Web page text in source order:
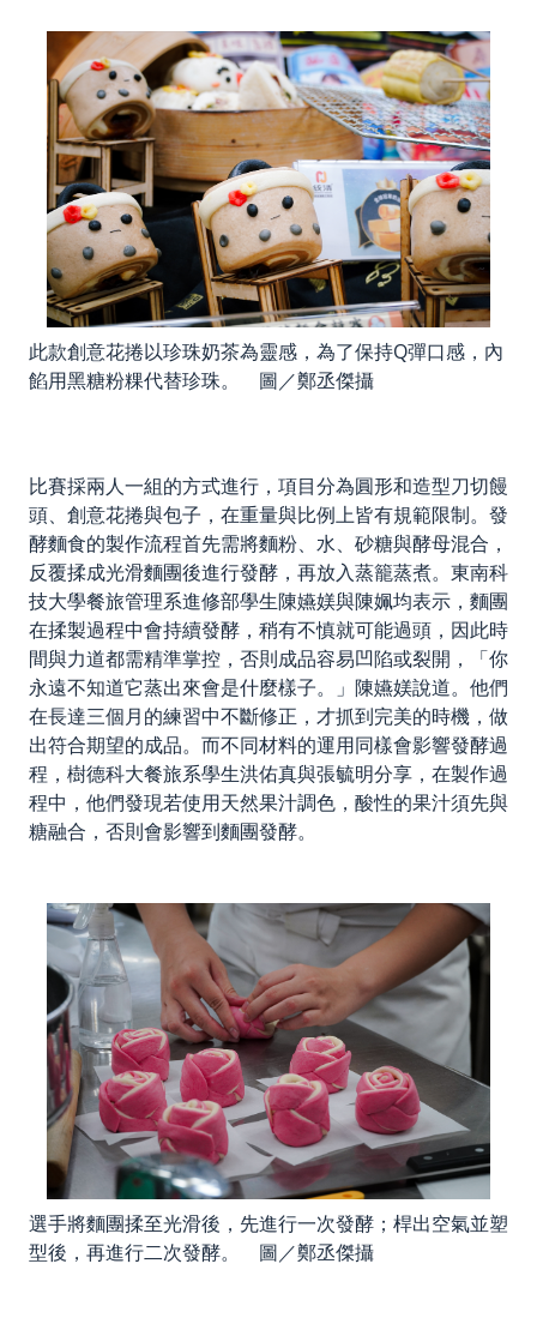
此款創意花捲以珍珠奶茶為靈感，為了保持Q彈口感，內
餡用黑糖粉粿代替珍珠。 圖／鄭丞傑攝
比賽採兩人一組的方式進行，項目分為圓形和造型刀切饅
頭、創意花捲與包子，在重量與比例上皆有規範限制。發
酵麵食的製作流程首先需將麵粉、水、砂糖與酵母混合，
反覆揉成光滑麵團後進行發酵，再放入蒸籠蒸煮。東南科
技大學餐旅管理系進修部學生陳嬿媄與陳姵均表示，麵團
在揉製過程中會持續發酵，稍有不慎就可能過頭，因此時
間與力道都需精準掌控，否則成品容易凹陷或裂開，「你
永遠不知道它蒸出來會是什麼樣子。」陳嬿媄說道。他們
在長達三個月的練習中不斷修正，才抓到完美的時機，做
出符合期望的成品。而不同材料的運用同樣會影響發酵過
程，樹德科大餐旅系學生洪佑真與張毓明分享，在製作過
程中，他們發現若使用天然果汁調色，酸性的果汁須先與
糖融合，否則會影響到麵團發酵。
選手將麵團揉至光滑後，先進行一次發酵；桿出空氣並塑
型後，再進行二次發酵。 圖／鄭丞傑攝